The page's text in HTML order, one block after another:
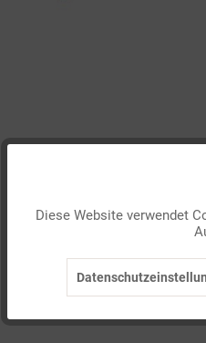
Diese Website verwendet